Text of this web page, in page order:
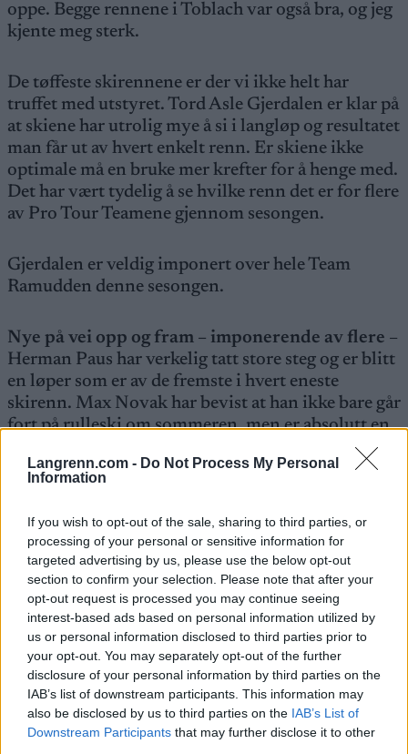
Langrenn.com - Do Not Process My Personal
Information
If you wish to opt-out of the sale, sharing to third parties, or
processing of your personal or sensitive information for
targeted advertising by us, please use the below opt-out
section to confirm your selection. Please note that after your
opt-out request is processed you may continue seeing
interest-based ads based on personal information utilized by
us or personal information disclosed to third parties prior to
your opt-out. You may separately opt-out of the further
disclosure of your personal information by third parties on the
IAB’s list of downstream participants. This information may
also be disclosed by us to third parties on the IAB’s List of
Downstream Participants that may further disclose it to other
oppe. Begge rennene i Toblach var også bra, og jeg
kjente meg sterk.
De tøffeste skirennene er der vi ikke helt har
truffet med utstyret. Tord Asle Gjerdalen er klar på
at skiene har utrolig mye å si i langløp og resultatet
man får ut av hvert enkelt renn. Er skiene ikke
optimale må en bruke mer krefter for å henge med.
Det har vært tydelig å se hvilke renn det er for flere
av Pro Tour Teamene gjennom sesongen.
Gjerdalen er veldig imponert over hele Team
Ramudden denne sesongen.
Nye på vei opp og fram – imponerende av flere –
Herman Paus har verkelig tatt store steg og er blitt
en løper som er av de fremste i hvert eneste
skirenn. Max Novak har bevist at han ikke bare går
fort på rulleski om sommeren, men er absolutt en
sterk løper med vanlige langrennski på beina. Det
har imponert meg stort. En annen er Johannes
toppen under
Prato Piazza Mountain Challenge
Det var uhyre sterkt og der viste han takter i Visma
Ski Classics som han ikke har vist fram tidligere.
I tillegg til disse tre løperne mener Gjerdalen at
Kasper Stadaas fra Team Ragde Charge har vist
solide takter, men at det ikke var veldig
overraskende for legen.
– Vi er allerede i gang med å tenke på neste sesong